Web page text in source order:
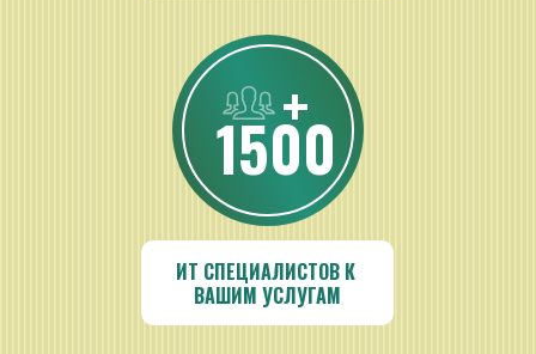
ИТ СПЕЦИАЛИСТОВ К
ВАШИМ УСЛУГАМ
1500
+